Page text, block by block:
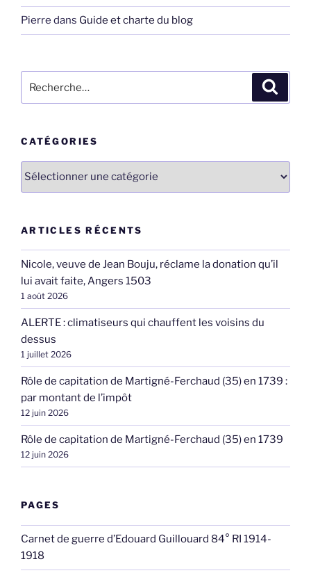
Pierre dans Guide et charte du blog
pour
CATÉGORIES
Catégories
ARTICLES RÉCENTS
Nicole, veuve de Jean Bouju, réclame la donation qu’il
lui avait faite, Angers 1503
1 août 2026
ALERTE : climatiseurs qui chauffent les voisins du
dessus
1 juillet 2026
Rôle de capitation de Martigné-Ferchaud (35) en 1739 :
par montant de l’impôt
12 juin 2026
Rôle de capitation de Martigné-Ferchaud (35) en 1739
12 juin 2026
PAGES
Carnet de guerre d’Edouard Guillouard 84° RI 1914-
1918